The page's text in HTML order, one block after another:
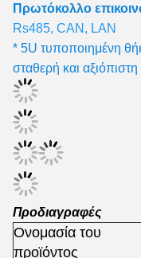
Πρωτόκολλο
Rs485, CAN, LAN
* 5U τυποποιημένη
σταθερή και
Προδιαγραφές
Ονομασία του
προϊόντος